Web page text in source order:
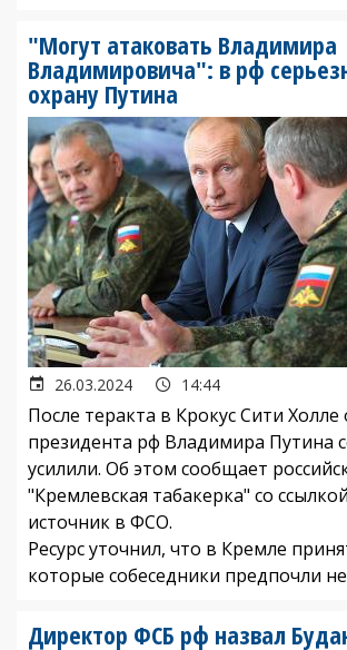
"Могут атаковать Владимира
Владимировича": в рф
охрану Путина
26.03.2024 14:44
После теракта в Крокус Сити Холле
президента рф Владимира Путина
усилили. Об этом сообщает
"Кремлевская табакерка" со
источник в ФСО.
Ресурс уточнил, что в Кремле
которые собеседники предпочли
Директор ФСБ рф назвал